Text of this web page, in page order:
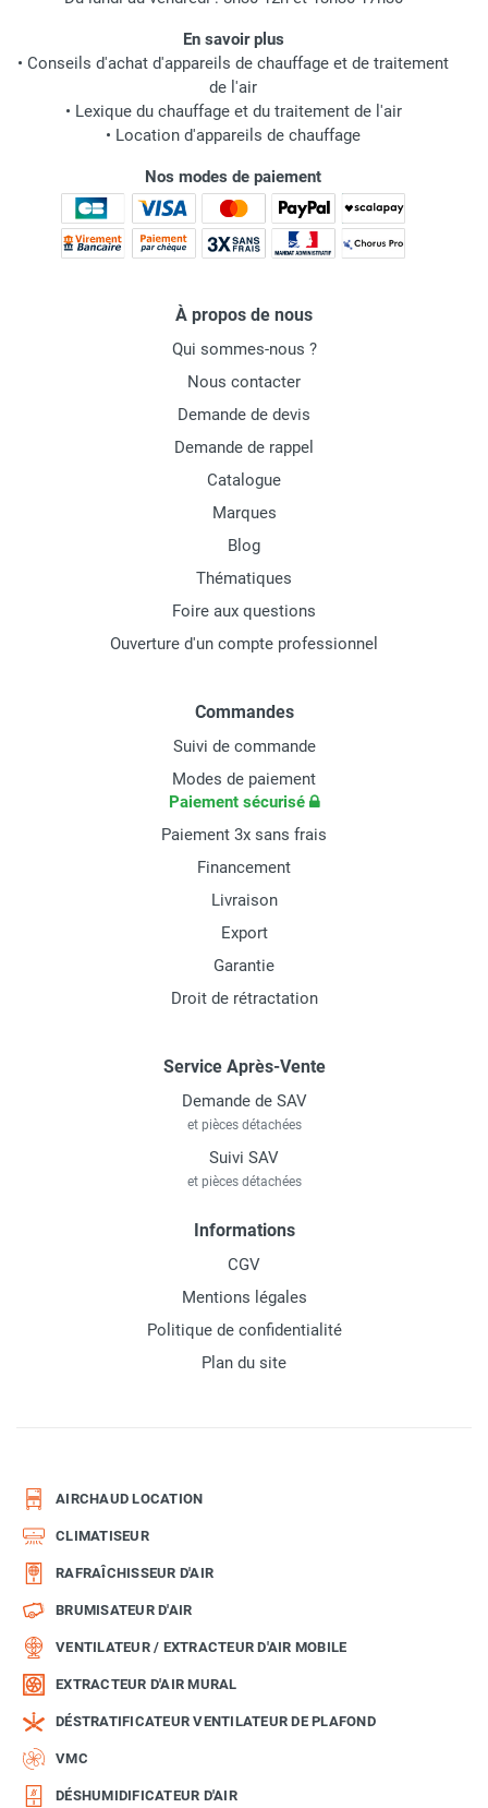
En savoir plus
• Conseils d'achat d'appareils de chauffage et de traitement
de l'air
• Lexique du chauffage et du traitement de l'air
• Location d'appareils de chauffage
Nos modes de paiement
À propos de nous
Qui sommes-nous ?
Nous contacter
Demande de devis
Demande de rappel
Catalogue
Marques
Blog
Thématiques
Foire aux questions
Ouverture d'un compte professionnel
Commandes
Suivi de commande
Modes de paiement
Paiement sécurisé
Paiement 3x sans frais
Financement
Livraison
Export
Garantie
Droit de rétractation
Service Après-Vente
Demande de SAV
et pièces détachées
Suivi SAV
et pièces détachées
Informations
CGV
Mentions légales
Politique de confidentialité
Plan du site
AIRCHAUD LOCATION
CLIMATISEUR
RAFRAÎCHISSEUR D'AIR
BRUMISATEUR D'AIR
VENTILATEUR / EXTRACTEUR D'AIR MOBILE
EXTRACTEUR D'AIR MURAL
DÉSTRATIFICATEUR VENTILATEUR DE PLAFOND
VMC
DÉSHUMIDIFICATEUR D'AIR